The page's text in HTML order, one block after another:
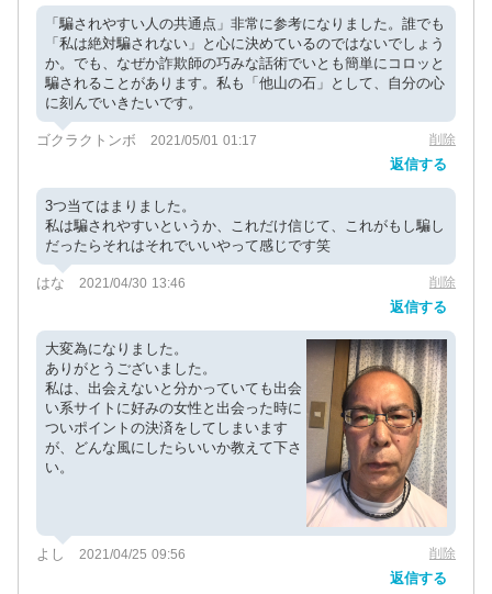
「騙されやすい人の共通点」非常に参考になりました。誰でも
「私は絶対騙されない」と心に決めているのではないでしょう
か。でも、なぜか詐欺師の巧みな話術でいとも簡単にコロッと
騙されることがあります。私も「他山の石」として、自分の心
に刻んでいきたいです。
ゴクラクトンボ 2021/05/01 01:17 削除
返信する
3つ当てはまりました。
私は騙されやすいというか、これだけ信じて、これがもし騙し
だったらそれはそれでいいやって感じです笑
はな 2021/04/30 13:46 削除
返信する
大変為になりました。
ありがとうございました。
私は、出会えないと分かっていても出会
い系サイトに好みの女性と出会った時に
ついポイントの決済をしてしまいます
が、どんな風にしたらいいか教えて下さ
い。
よし 2021/04/25 09:56 削除
返信する